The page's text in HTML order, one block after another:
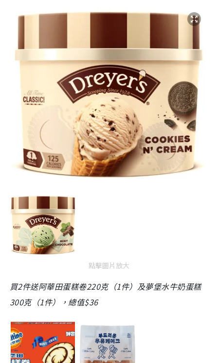
點擊圖片放大
買2件送阿華田蛋糕卷220克（1件）及夢堡水牛奶蛋糕
300克（1件），總值$36